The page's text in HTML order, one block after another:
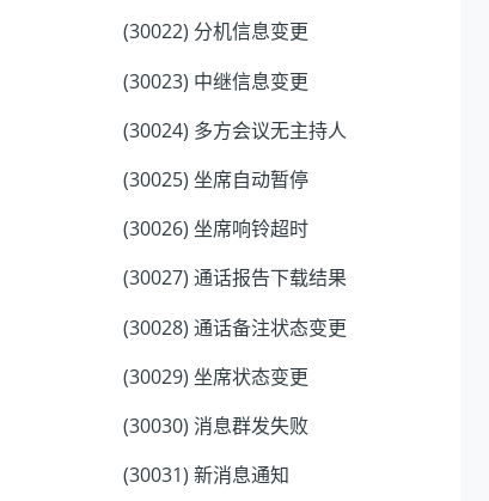
(30022) 分机信息变更
(30023) 中继信息变更
(30024) 多方会议无主持人
(30025) 坐席自动暂停
(30026) 坐席响铃超时
(30027) 通话报告下载结果
(30028) 通话备注状态变更
(30029) 坐席状态变更
(30030) 消息群发失败
(30031) 新消息通知